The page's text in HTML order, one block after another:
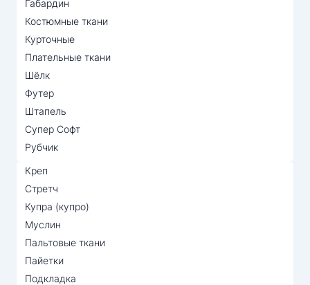
Габардин
Костюмные ткани
Курточные
Плательные ткани
Шёлк
Футер
Штапель
Супер Софт
Рубчик
Креп
Стретч
Купра (купро)
Муслин
Пальтовые ткани
Пайетки
Подкладка